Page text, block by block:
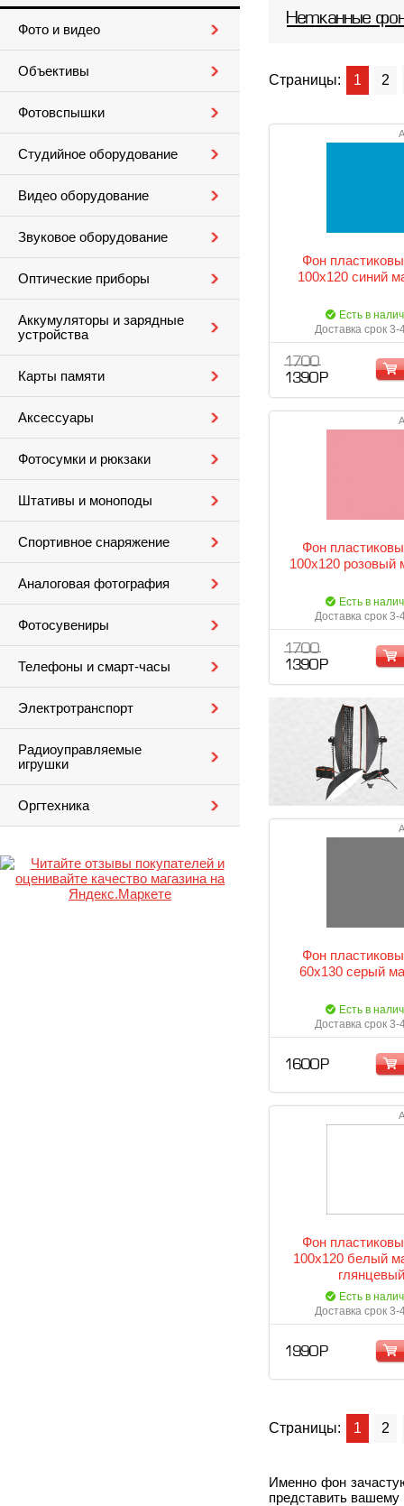
Фото и видео
Объективы
Фотовспышки
Студийное оборудование
Видео оборудование
Звуковое оборудование
Оптические приборы
Аккумуляторы и зарядные
устройства
Карты памяти
Аксессуары
Фотосумки и рюкзаки
Штативы и моноподы
Спортивное снаряжение
Аналоговая фотография
Фотосувениры
Телефоны и смарт-часы
Электротранспорт
Радиоуправляемые
игрушки
Оргтехника
Нетканные
Страницы: 1 2
Фон
100х120 синий
Есть в
Доставка срок 3-
1 700
1 390 Р
Фон
100х120 розовый
Есть в
Доставка срок 3-
1 700
1 390 Р
Фон
60х130 серый
Есть в
Доставка срок 3-
1 600 Р
Фон
100х120 белый
глянцевый
Есть в
Доставка срок 3-
1 990 Р
Страницы: 1 2
Именно фон
представить